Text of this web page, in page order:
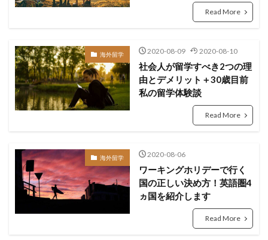
Read More
海外留学 2020-08-09 2020-08-10
社会人が留学すべき2つの理
由とデメリット＋30歳目前
私の留学体験談
Read More
海外留学 2020-08-06
ワーキングホリデーで行く
国の正しい決め方！英語圏4
ヵ国を紹介します
Read More